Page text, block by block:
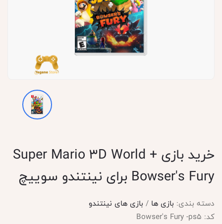
خرید بازی Super Mario 3D World +
Bowser's Fury برای نینتندو سوییچ
دسته بندی: بازی ها / بازی های نینتندو
کد: Bowser's Fury -ps5